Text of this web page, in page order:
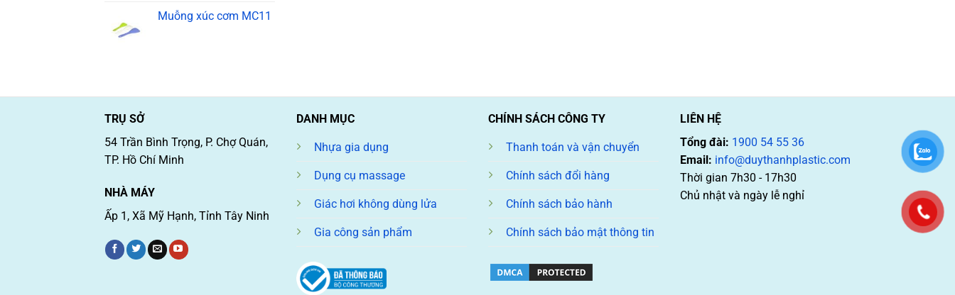
Muỗng xúc cơm MC11
TRỤ SỞ
54 Trần Bình Trọng, P. Chợ Quán,
TP. Hồ Chí Minh
NHÀ MÁY
Ấp 1, Xã Mỹ Hạnh, Tỉnh Tây Ninh
DANH MỤC
Nhựa gia dụng
Dụng cụ massage
Giác hơi không dùng lửa
Gia công sản phẩm
CHÍNH SÁCH CÔNG TY
Thanh toán và vận chuyển
Chính sách đổi hàng
Chính sách bảo hành
Chính sách bảo mật thông tin
LIÊN HỆ
Tổng đài: 1900 54 55 36
Email: info@duythanhplastic.com
Thời gian 7h30 - 17h30
Chủ nhật và ngày lễ nghỉ